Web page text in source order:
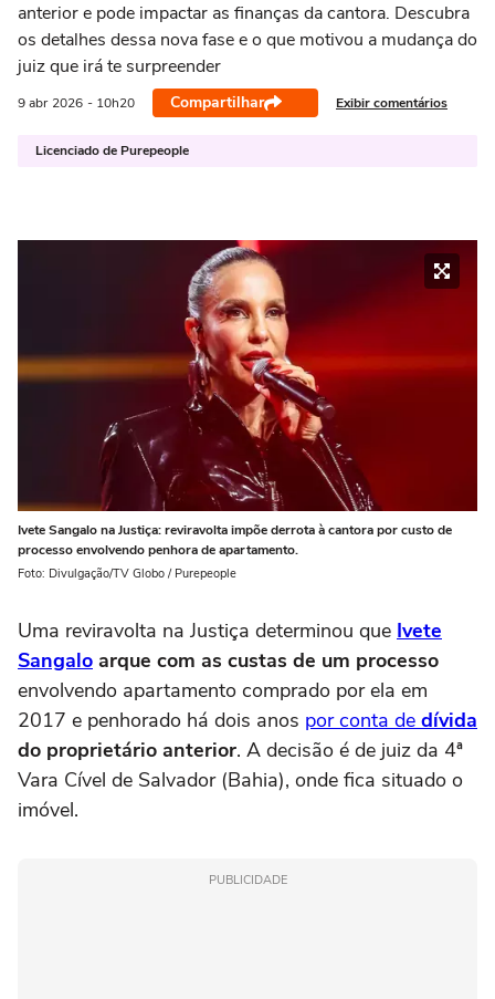
anterior e pode impactar as finanças da cantora. Descubra
os detalhes dessa nova fase e o que motivou a mudança do
juiz que irá te surpreender
9 abr 2026 - 10h20 Compartilhar Exibir comentários
Licenciado de Purepeople
Ivete Sangalo na Justiça: reviravolta impõe derrota à cantora por custo de
processo envolvendo penhora de apartamento.
Foto: Divulgação/TV Globo / Purepeople
Uma reviravolta na Justiça determinou que Ivete
Sangalo arque com as custas de um processo
envolvendo apartamento comprado por ela em
2017 e penhorado há dois anos por conta de dívida
do proprietário anterior. A decisão é de juiz da 4ª
Vara Cível de Salvador (Bahia), onde fica situado o
imóvel.
PUBLICIDADE